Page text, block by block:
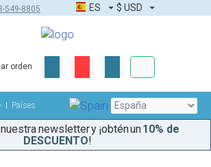
549-8805 ES $ USD
orden
Países
nuestra newsletter y ¡obtén un10% de
DESCUENTO!